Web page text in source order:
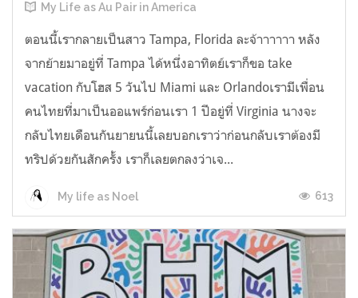
My Life as Au Pair in America
ตอนนี้เรากลายเป็นสาว Tampa, Florida ละจ้าาาาาา หลัง
จากย้ายมาอยู่ที่ Tampa ได้หนึ่งอาทิตย์เราก็ขอ take
vacation กับโฮส 5 วันไป Miami และ Orlandoเรามีเพื่อน
คนไทยที่มาเป็นออแพร์ก่อนเรา 1 ปีอยู่ที่ Virginia นางจะ
กลับไทยเดือนกันยายนนี้เลยบอกเราว่าก่อนกลับเราต้องมี
ทริปด้วยกันสักครั้ง เราก็เลยตกลงว่าเจ...
My life as Noel 613